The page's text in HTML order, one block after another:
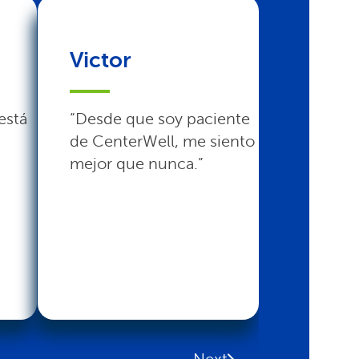
Victor
“Desde que soy paciente
de CenterWell, me siento
mejor que nunca.”